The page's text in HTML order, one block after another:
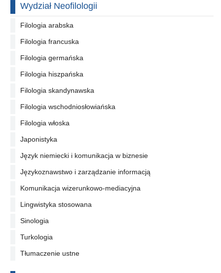
Wydział Neofilologii
Filologia arabska
Filologia francuska
Filologia germańska
Filologia hiszpańska
Filologia skandynawska
Filologia wschodniosłowiańska
Filologia włoska
Japonistyka
Język niemiecki i komunikacja w biznesie
Językoznawstwo i zarządzanie informacją
Komunikacja wizerunkowo-mediacyjna
Lingwistyka stosowana
Sinologia
Turkologia
Tłumaczenie ustne